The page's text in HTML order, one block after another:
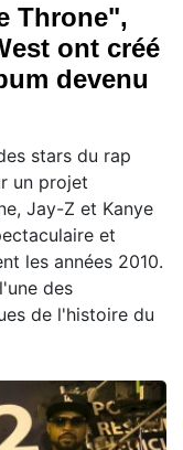
Throne",
ont créé
devenu
stars du rap
un projet
Jay-Z et Kanye
et
les années 2010.
des
de l'histoire du